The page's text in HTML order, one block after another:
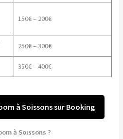
150€ – 200€
250€ – 300€
350€ – 400€
à Soissons sur Booking
à Soissons ?